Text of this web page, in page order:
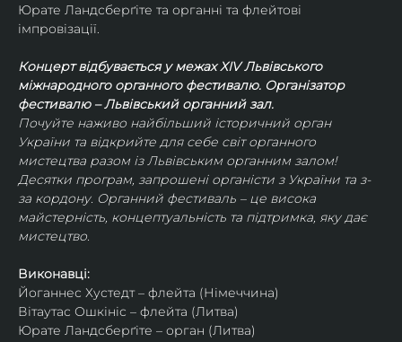
Юрате Ландсберґіте та органні та флейтові
імпровізації.
Концерт відбувається у межах ХIV Львівського
міжнародного органного фестивалю. Організатор
фестивалю – Львівський органний зал.
Почуйте наживо найбільший історичний орган
України та відкрийте для себе світ органного
мистецтва разом із Львівським органним залом!
Десятки програм, запрошені органісти з України та з-
за кордону. Органний фестиваль – це висока
майстерність, концептуальність та підтримка, яку дає
мистецтво.
Виконавці:
Йоганнес Хустедт – флейта (Німеччина)
Вітаутас Ошкініс – флейта (Литва)
Юрате Ландсберґіте – орган (Литва)